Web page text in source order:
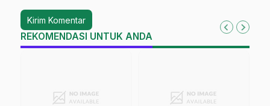
REKOMENDASI UNTUK ANDA